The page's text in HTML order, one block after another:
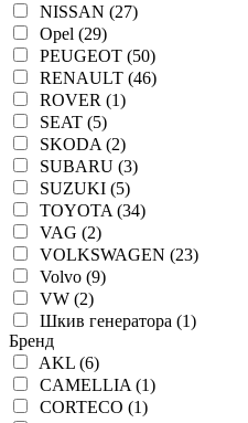
NISSAN (27)
Opel (29)
PEUGEOT (50)
RENAULT (46)
ROVER (1)
SEAT (5)
SKODA (2)
SUBARU (3)
SUZUKI (5)
TOYOTA (34)
VAG (2)
VOLKSWAGEN (23)
Volvo (9)
VW (2)
Шкив генератора (1)
Бренд
AKL (6)
CAMELLIA (1)
CORTECO (1)